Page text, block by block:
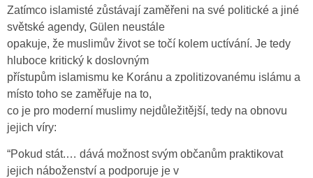
Zatímco islamisté zůstávají zaměřeni na své politické a jiné
světské agendy, Gülen neustále
opakuje, že muslimův život se točí kolem uctívání. Je tedy
hluboce kritický k doslovným
přístupům islamismu ke Koránu a zpolitizovanému islámu a
místo toho se zaměřuje na to,
co je pro moderní muslimy nejdůležitější, tedy na obnovu
jejich víry:
“Pokud stát.… dává možnost svým občanům praktikovat
jejich náboženství a podporuje je v